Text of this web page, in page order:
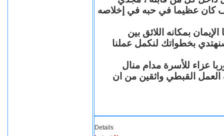
عظيما في حبه في إخلاصه
بمكانه اللائق بين
بخطواتك لنكمل عملنا
عزاء للأسرة مدام منال
العمل القبطي واثقين من ان
Details